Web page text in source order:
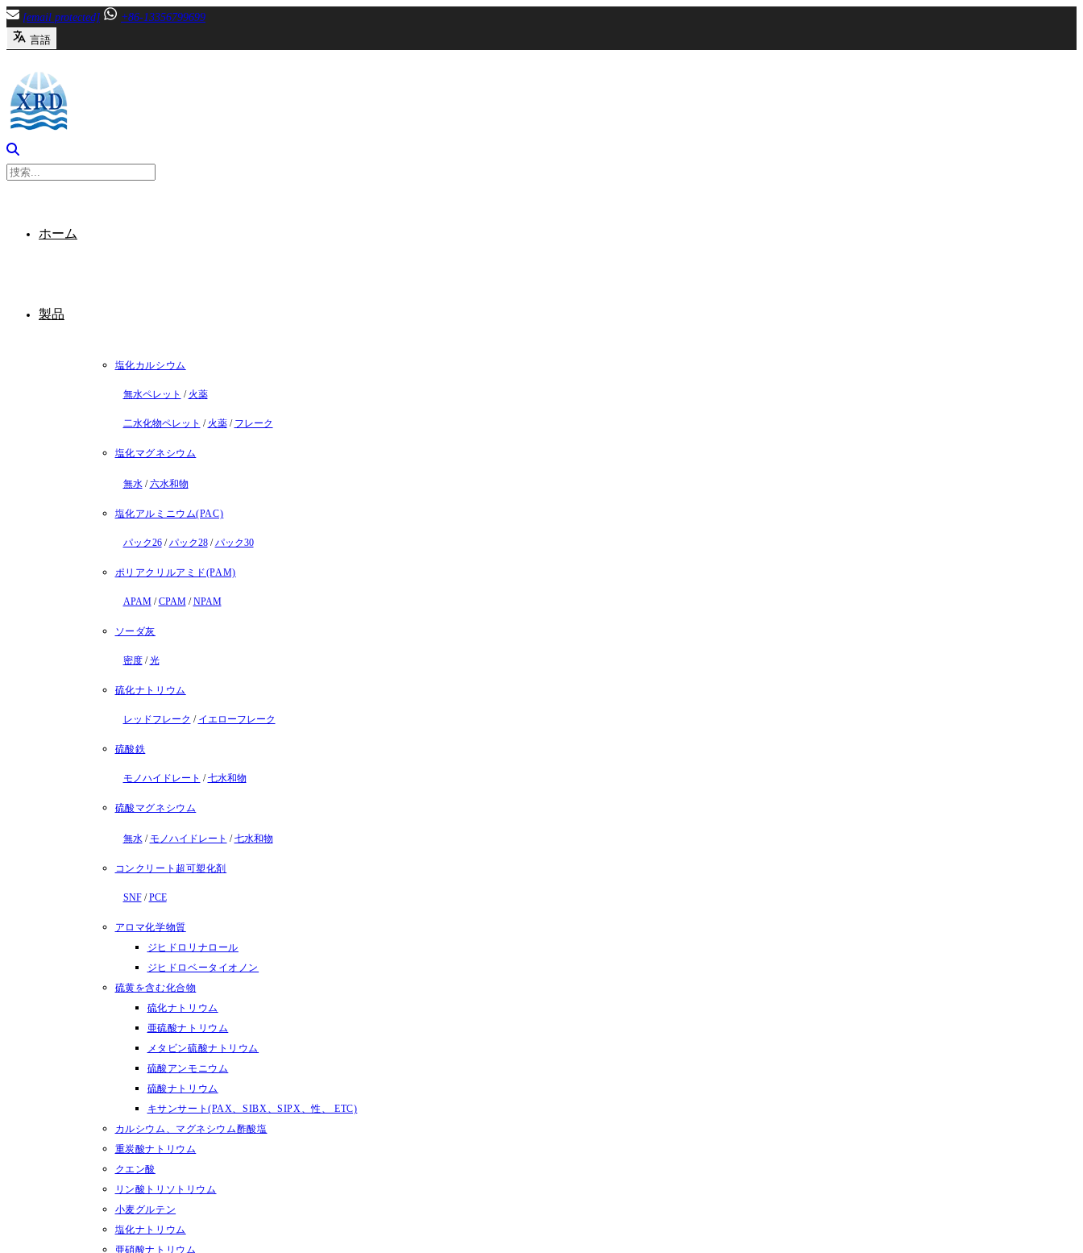
内
容
キ
ッ
[email protected]
+86-13356799699
言語
ホーム
製品
塩化カルシウム
無水ペレット / 火薬
二水化物ペレット / 火薬/ フレーク
塩化マグネシウム
無水/六水和物
塩化アルミニウム(PAC)
パック26/パック28/パック30
ポリアクリルアミド(PAM)
APAM/CPAM/NPAM
ソーダ灰
密度/光
硫化ナトリウム
レッドフレーク / イエローフレーク
硫酸鉄
モノハイドレート /七水和物
硫酸マグネシウム
無水/ モノハイドレート /七水和物
コンクリート超可塑化剤
SNF/PCE
アロマ化学物質
ジヒドロリナロール
ジヒドロベータイオノン
硫黄を含む化合物
硫化ナトリウム
亜硫酸ナトリウム
メタビン硫酸ナトリウム
硫酸アンモニウム
硫酸ナトリウム
キサンサート(PAX、SIBX、SIPX、性、 ETC)
カルシウム、マグネシウム酢酸塩
重炭酸ナトリウム
クエン酸
リン酸トリソトリウム
小麦グルテン
塩化ナトリウム
亜硝酸ナトリウム